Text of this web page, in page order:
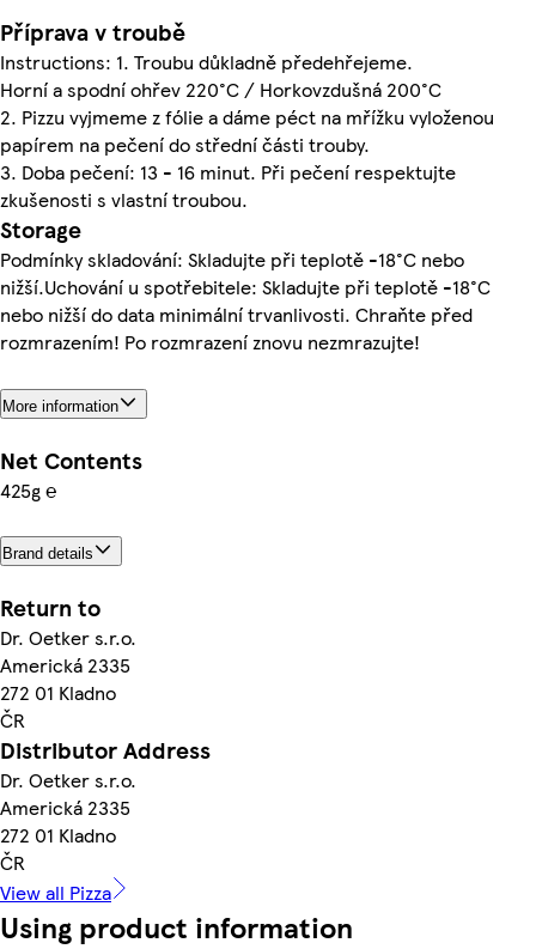
Příprava v troubě
Instructions: 1. Troubu důkladně předehřejeme.
Horní a spodní ohřev 220°C / Horkovzdušná 200°C
2. Pizzu vyjmeme z fólie a dáme péct na mřížku vyloženou
papírem na pečení do střední části trouby.
3. Doba pečení: 13 - 16 minut. Při pečení respektujte
zkušenosti s vlastní troubou.
Storage
Podmínky skladování: Skladujte při teplotě -18°C nebo
nižší.Uchování u spotřebitele: Skladujte při teplotě -18°C
nebo nižší do data minimální trvanlivosti. Chraňte před
rozmrazením! Po rozmrazení znovu nezmrazujte!
More information
Net Contents
425g ℮
Brand details
Return to
Dr. Oetker s.r.o.
Americká 2335
272 01 Kladno
ČR
Distributor Address
Dr. Oetker s.r.o.
Americká 2335
272 01 Kladno
ČR
View all Pizza
Using product information